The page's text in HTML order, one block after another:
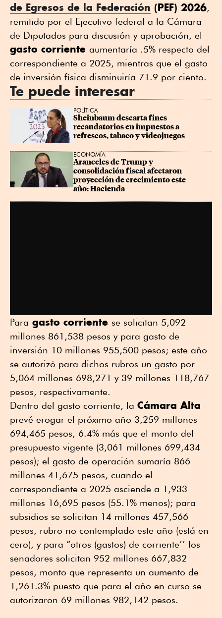
de Egresos de la Federación (PEF) 2026,
remitido por el Ejecutivo federal a la Cámara
de Diputados para discusión y aprobación, el
gasto corriente aumentaría .5% respecto del
correspondiente a 2025, mientras que el gasto
de inversión física disminuiría 71.9 por ciento.
Te puede interesar
POLÍTICA
Sheinbaum descarta fines
recaudatorios en impuestos a
refrescos, tabaco y videojuegos
ECONOMÍA
Aranceles de Trump y
consolidación fiscal afectaron
proyección de crecimiento este
año: Hacienda
Para gasto corriente se solicitan 5,092
millones 861,538 pesos y para gasto de
inversión 10 millones 955,500 pesos; este año
se autorizó para dichos rubros un gasto por
5,064 millones 698,271 y 39 millones 118,767
pesos, respectivamente.
Dentro del gasto corriente, la Cámara Alta
prevé erogar el próximo año 3,259 millones
694,465 pesos, 6.4% más que el monto del
presupuesto vigente (3,061 millones 699,434
pesos); el gasto de operación sumaría 866
millones 41,675 pesos, cuando el
correspondiente a 2025 asciende a 1,933
millones 16,695 pesos (55.1% menos); para
subsidios se solicitan 14 millones 457,566
pesos, rubro no contemplado este año (está en
cero), y para “otros (gastos) de corriente’’ los
senadores solicitan 952 millones 667,832
pesos, monto que representa un aumento de
1,261.3% puesto que para el año en curso se
autorizaron 69 millones 982,142 pesos.